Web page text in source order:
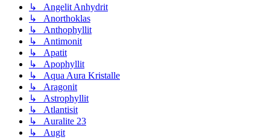
↳ Angelit Anhydrit
↳ Anorthoklas
↳ Anthophyllit
↳ Antimonit
↳ Apatit
↳ Apophyllit
↳ Aqua Aura Kristalle
↳ Aragonit
↳ Astrophyllit
↳ Atlantisit
↳ Auralite 23
↳ Augit